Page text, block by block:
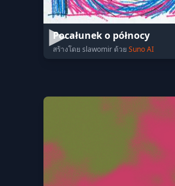
Pocałunek o północy
สร้างโดย slawomir ด้วย Suno AI